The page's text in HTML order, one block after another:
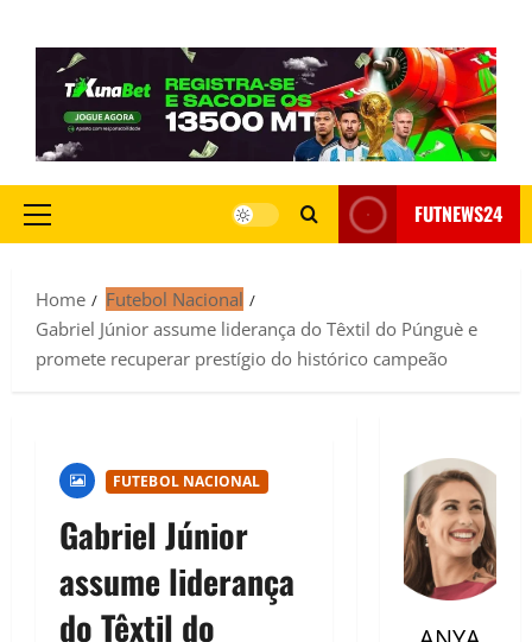
FUTNEWS24
Home
Futebol Nacional
Gabriel Júnior assume liderança do Têxtil do Púnguè e
promete recuperar prestígio do histórico campeão
FUTEBOL NACIONAL
Gabriel Júnior
assume liderança
do Têxtil do